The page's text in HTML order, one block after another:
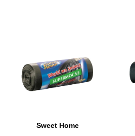
27
Sweet Home